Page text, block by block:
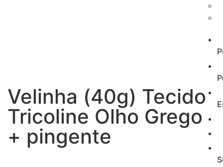
Velinha (40g) Tecido
Tricoline Olho Grego
+ pingente